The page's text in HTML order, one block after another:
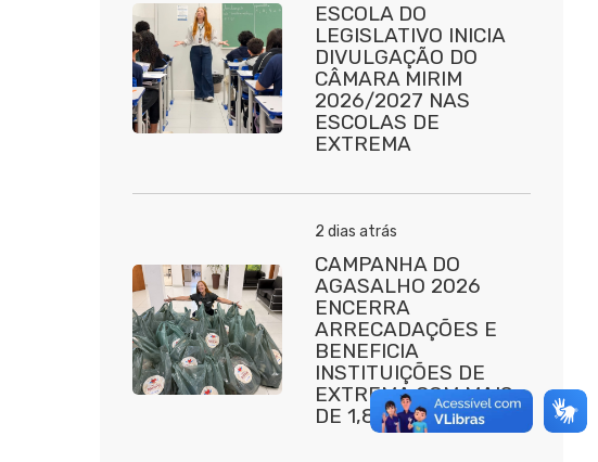
ESCOLA DO
LEGISLATIVO INICIA
DIVULGAÇÃO DO
CÂMARA MIRIM
2026/2027 NAS
ESCOLAS DE
EXTREMA
2 dias atrás
CAMPANHA DO
AGASALHO 2026
ENCERRA
ARRECADAÇÕES E
BENEFICIA
INSTITUIÇÕES DE
EXTREMA COM MAIS
DE 1,8 MIL DOAÇÕES